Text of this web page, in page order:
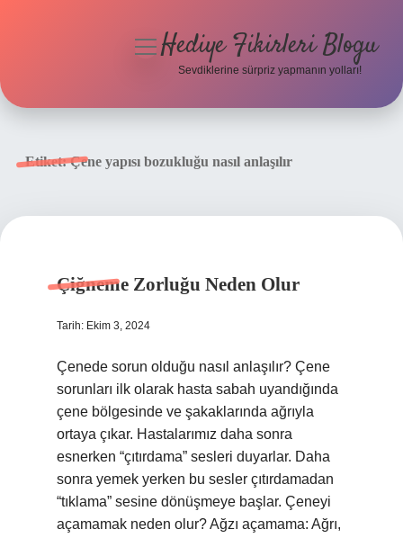
menüyüHediye Fikirleri Blogu
Sevdiklerine sürpriz yapmanın yolları!
Etiket:Çene yapısı bozukluğu nasıl anlaşılır
Çiğneme Zorluğu Neden Olur
Tarih: Ekim 3, 2024
Çenede sorun olduğu nasıl anlaşılır? Çene
sorunları ilk olarak hasta sabah uyandığında
çene bölgesinde ve şakaklarında ağrıyla
ortaya çıkar. Hastalarımız daha sonra
esnerken “çıtırdama” sesleri duyarlar. Daha
sonra yemek yerken bu sesler çıtırdamadan
“tıklama” sesine dönüşmeye başlar. Çeneyi
açamamak neden olur? Ağzı açamama: Ağrı,